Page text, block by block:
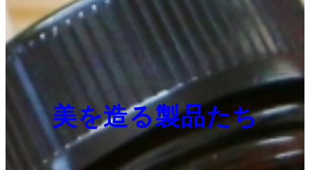
美を造る製品たち